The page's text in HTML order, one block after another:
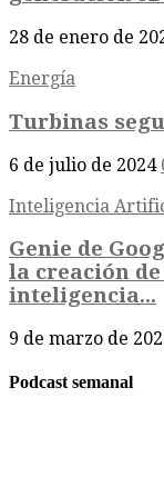
28 de enero de
Energía
Turbinas
6 de julio de 2024
Inteligencia
Genie de
la creación
inteligencia...
9 de marzo de
Podcast semanal